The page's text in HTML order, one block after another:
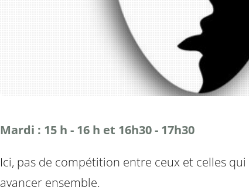
Mardi : 15 h - 16 h et 16h30 - 17h30
Ici, pas de compétition entre ceux et celles
avancer ensemble.